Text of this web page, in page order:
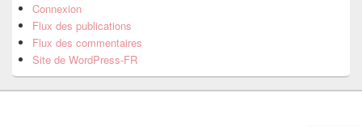
Connexion
Flux des publications
Flux des commentaires
Site de WordPress-FR